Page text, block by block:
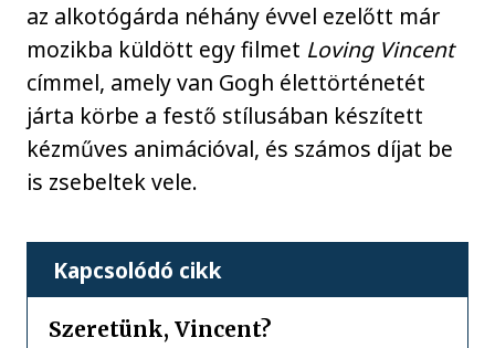
az alkotógárda néhány évvel ezelőtt már
mozikba küldött egy filmet Loving Vincent
címmel, amely van Gogh élettörténetét
járta körbe a festő stílusában készített
kézműves animációval, és számos díjat be
is zsebeltek vele.
Kapcsolódó cikk
Szeretünk, Vincent?